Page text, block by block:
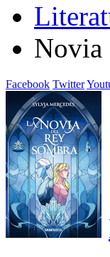
Novia
Facebook Twitter